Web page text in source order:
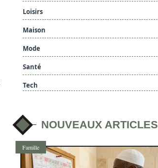
Loisirs
Maison
Mode
Santé
Tech
NOUVEAUX ARTICLES
Famille